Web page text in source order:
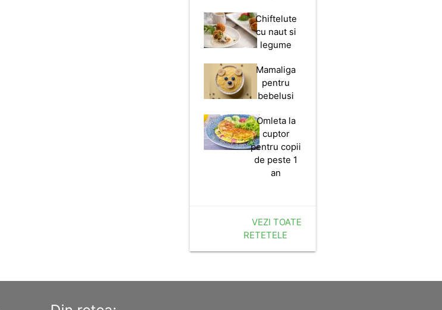
Chiftelute
cu naut si
legume
Mamaliga
pentru
bebelusi
Omleta la
cuptor
pentru copii
de peste 1
an
VEZI TOATE
RETETELE